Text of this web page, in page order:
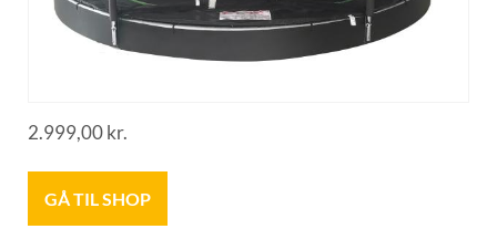
2.999,00kr.
GÅ TIL SHOP